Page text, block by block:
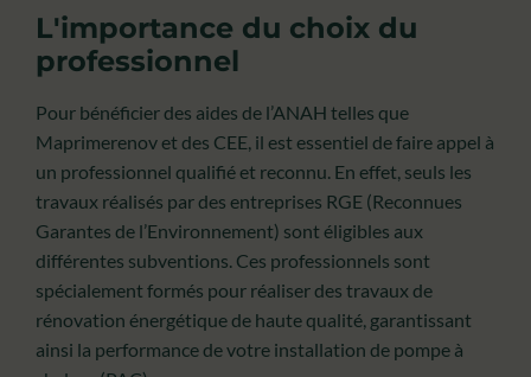
L'importance du choix du
professionnel
Pour bénéficier des aides de l’ANAH telles que
Maprimerenov et des CEE, il est essentiel de faire appel à
un professionnel qualifié et reconnu. En effet, seuls les
travaux réalisés par des entreprises RGE (Reconnues
Garantes de l’Environnement) sont éligibles aux
différentes subventions. Ces professionnels sont
spécialement formés pour réaliser des travaux de
rénovation énergétique de haute qualité, garantissant
ainsi la performance de votre installation de pompe à